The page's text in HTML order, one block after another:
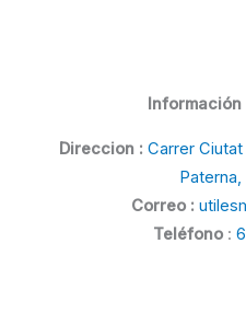
Direccion : Carrer
Correo :
Teléfono :